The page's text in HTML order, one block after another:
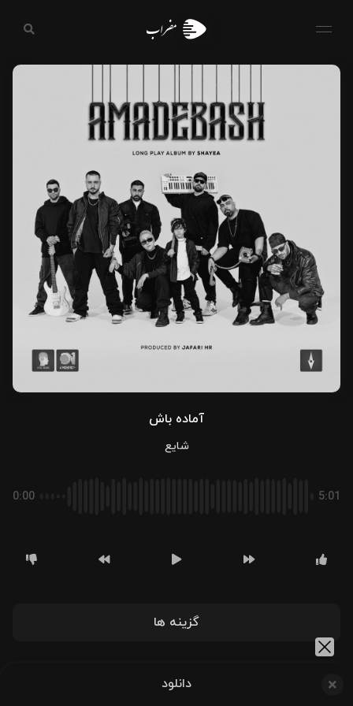
مضراب
آماده باش
شایع
0:00 5:01
گزینه ها
دانلود